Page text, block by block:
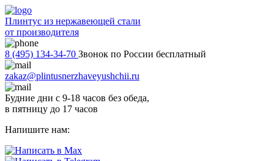
Плинтус из нержавеющей стали
от производителя
8 (495) 134-34-70 Звонок по России бесплатный
zakaz@plintusnerzhaveyushchii.ru
Будние дни с 9-18 часов без обеда,
в пятницу до 17 часов
Напишите нам: